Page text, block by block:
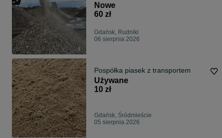
Nowe
60 zł
Gdańsk, Rudniki
06 sierpnia 2026
Pospółka piasek z transportem
Używane
10 zł
Gdańsk, Śródmieście
05 sierpnia 2026